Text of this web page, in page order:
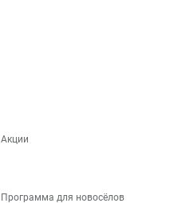
Акции
Программа для новосёлов